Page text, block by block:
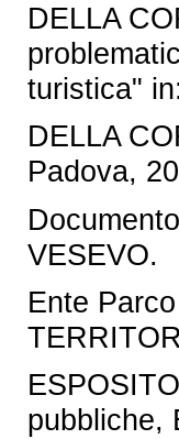
DELLA
turistica"
DELLA
Padova,
VESEVO.
Ente
pubbliche,